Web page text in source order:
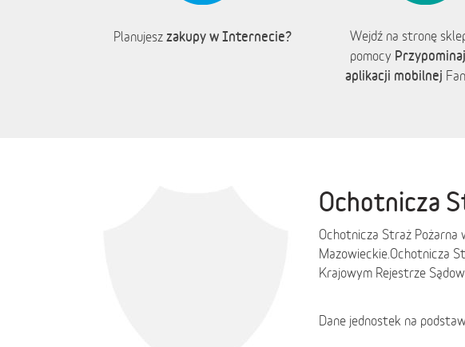
Planujesz zakupy w Internecie?
Wejdź na stronę
pomocy
aplikacji mobilnej
Ochotnicza
Ochotnicza Straż Pożarna
Mazowieckie.Ochotnicza
Krajowym Rejestrze
Dane jednostek na